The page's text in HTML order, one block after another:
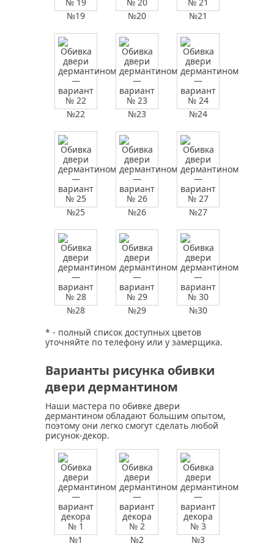
№19 №20 №21
№22 №23 №24
№25 №26 №27
№28 №29
№30
* - полный список доступных цветов
уточняйте по телефону или у замерщика.
Варианты рисунка обивки
двери дермантином
Наши мастера по обивке двери
дермантином обладают большим опытом,
поэтому они легко смогут сделать любой
рисунок-декор.
№1 №2 №3